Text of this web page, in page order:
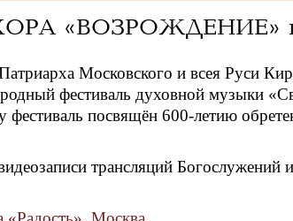
«ВОЗРОЖДЕНИЕ»
Московского и всея Руси
фестиваль духовной музыки
посвящён 600-летию
трансляций Богослужений